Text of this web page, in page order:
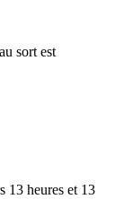
sort est
heures et 13